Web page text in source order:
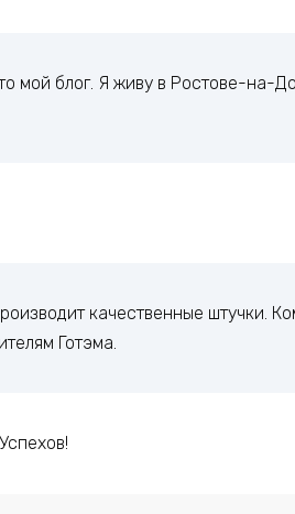
мой блог. Я живу в Ростове-на-
качественные штучки.
Готэма.